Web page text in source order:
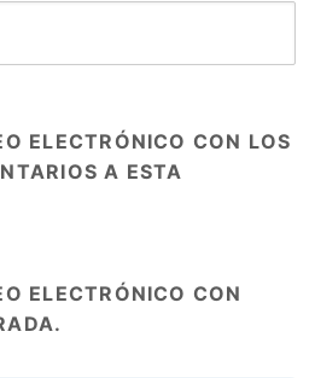
ELECTRÓNICO CON LOS
A ESTA
ELECTRÓNICO CON